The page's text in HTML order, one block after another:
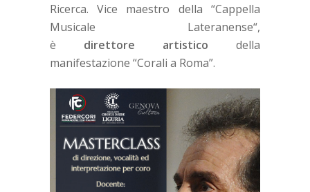
Ricerca. Vice maestro della “Cappella
Musicale Lateranense“,
è direttore artistico della
manifestazione “Corali a Roma”.